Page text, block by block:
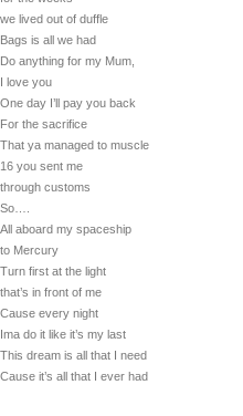
we lived out of duffle
Bags is all we had
Do anything for my Mum,
I love you
One day I’ll pay you back
For the sacrifice
That ya managed to muscle
16 you sent me
through customs
So….
All aboard my spaceship
to Mercury
Turn first at the light
that’s in front of me
Cause every night
Ima do it like it’s my last
This dream is all that I need
Cause it’s all that I ever had